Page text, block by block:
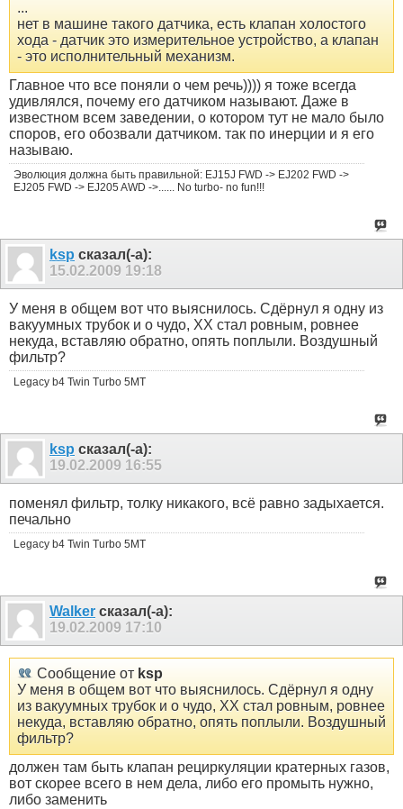
...
нет в машине такого датчика, есть клапан холостого
хода - датчик это измерительное устройство, а клапан
- это исполнительный механизм.
Главное что все поняли о чем речь)))) я тоже всегда
удивлялся, почему его датчиком называют. Даже в
известном всем заведении, о котором тут не мало было
споров, его обозвали датчиком. так по инерции и я его
называю.
Эволюция должна быть правильной: EJ15J FWD -> EJ202 FWD ->
EJ205 FWD -> EJ205 AWD ->...... No turbo- no fun!!!
ksp сказал(-а):
15.02.2009 19:18
У меня в общем вот что выяснилось. Сдёрнул я одну из
вакуумных трубок и о чудо, ХХ стал ровным, ровнее
некуда, вставляю обратно, опять поплыли. Воздушный
фильтр?
Legacy b4 Twin Turbo 5MT
ksp сказал(-а):
19.02.2009 16:55
поменял фильтр, толку никакого, всё равно задыхается.
печально
Legacy b4 Twin Turbo 5MT
Walker сказал(-а):
19.02.2009 17:10
Сообщение от ksp
У меня в общем вот что выяснилось. Сдёрнул я одну
из вакуумных трубок и о чудо, ХХ стал ровным, ровнее
некуда, вставляю обратно, опять поплыли. Воздушный
фильтр?
должен там быть клапан рециркуляции кратерных газов,
вот скорее всего в нем дела, либо его промыть нужно,
либо заменить